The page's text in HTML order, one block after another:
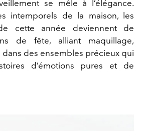
se mêle à l’élégance.
intemporels de la maison, les
cette année deviennent de
de fête, alliant maquillage,
dans des ensembles précieux qui
d’émotions pures et de